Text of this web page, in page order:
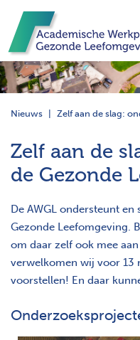
Nieuws Zelf aan de slag:
Zelf aan de
de Gezonde
De AWGL ondersteunt
Gezonde Leefomgeving.
om daar zelf ook mee
verwelkomen wij voor 13
voorstellen! En daar